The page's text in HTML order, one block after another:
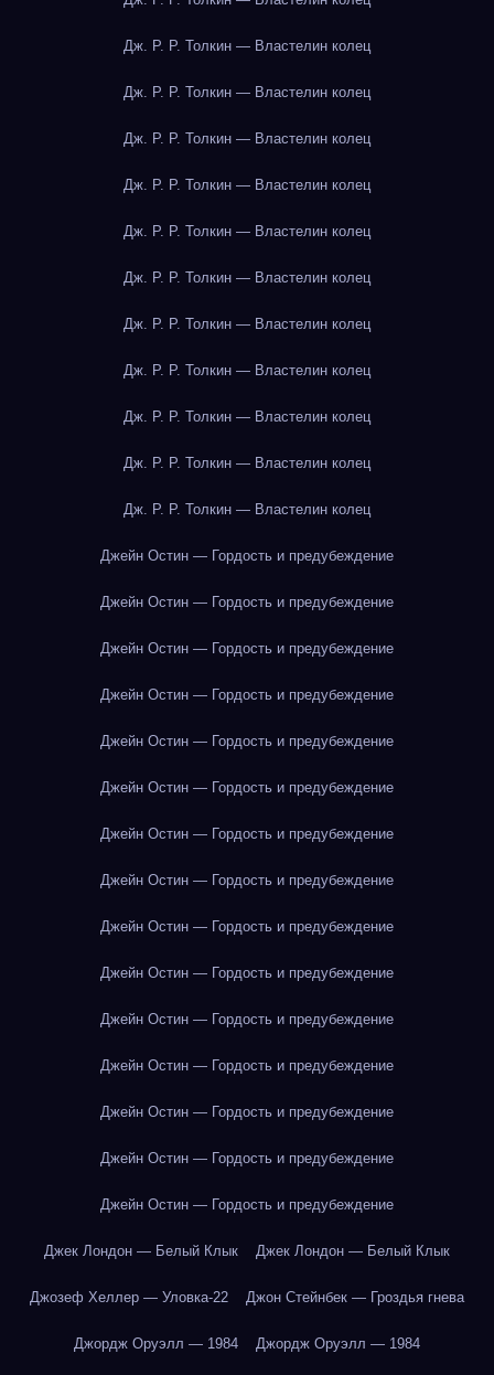
Дж. Р. Р. Толкин — Властелин колец
Дж. Р. Р. Толкин — Властелин колец
Дж. Р. Р. Толкин — Властелин колец
Дж. Р. Р. Толкин — Властелин колец
Дж. Р. Р. Толкин — Властелин колец
Дж. Р. Р. Толкин — Властелин колец
Дж. Р. Р. Толкин — Властелин колец
Дж. Р. Р. Толкин — Властелин колец
Дж. Р. Р. Толкин — Властелин колец
Дж. Р. Р. Толкин — Властелин колец
Дж. Р. Р. Толкин — Властелин колец
Джейн Остин — Гордость и предубеждение
Джейн Остин — Гордость и предубеждение
Джейн Остин — Гордость и предубеждение
Джейн Остин — Гордость и предубеждение
Джейн Остин — Гордость и предубеждение
Джейн Остин — Гордость и предубеждение
Джейн Остин — Гордость и предубеждение
Джейн Остин — Гордость и предубеждение
Джейн Остин — Гордость и предубеждение
Джейн Остин — Гордость и предубеждение
Джейн Остин — Гордость и предубеждение
Джейн Остин — Гордость и предубеждение
Джейн Остин — Гордость и предубеждение
Джейн Остин — Гордость и предубеждение
Джейн Остин — Гордость и предубеждение
Джек Лондон — Белый Клык Джек Лондон — Белый Клык
Джозеф Хеллер — Уловка-22 Джон Стейнбек — Гроздья гнева
Джордж Оруэлл — 1984 Джордж Оруэлл — 1984